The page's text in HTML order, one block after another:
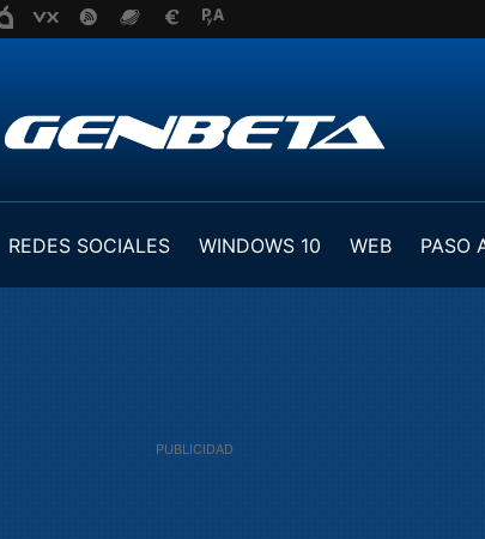
REDES SOCIALES WINDOWS 10 WEB
PASO